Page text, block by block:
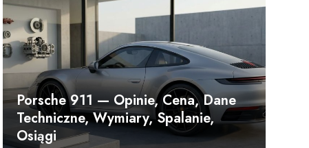
Porsche 911 — Opinie, Cena, Dane
Techniczne, Wymiary, Spalanie,
Osiągi